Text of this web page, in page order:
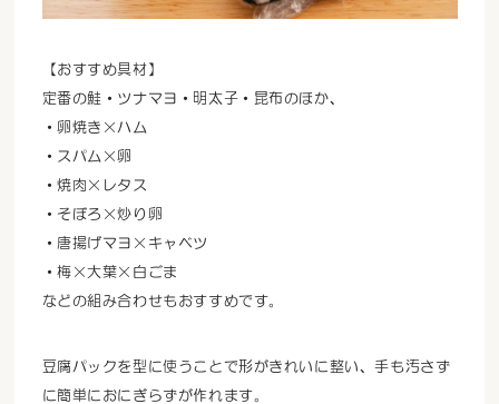
【おすすめ具材】
定番の鮭・ツナマヨ・明太子・昆布のほか、
・卵焼き×ハム
・スパム×卵
・焼肉×レタス
・そぼろ×炒り卵
・唐揚げマヨ×キャベツ
・梅×大葉×白ごま
などの組み合わせもおすすめです。
豆腐パックを型に使うことで形がきれいに整い、手も汚さず
に簡単におにぎらずが作れます。